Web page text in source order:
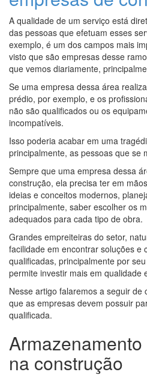
A qualidade de um serviço está
das pessoas que efetuam esses
exemplo, é um dos campos mais
visto que são empresas desse
que vemos diariamente,
Se uma empresa dessa área
prédio, por exemplo, e os
não são qualificados ou os
incompatíveis.
Isso poderia acabar em uma
principalmente, as pessoas que se
Sempre que uma empresa dessa
construção, ela precisa ter em
ideias e conceitos modernos,
principalmente, saber escolher os
adequados para cada tipo de obra.
Grandes empreiteiras do setor,
facilidade em encontrar soluções e
qualificadas, principalmente por
permite investir mais em qualidade
Nesse artigo falaremos a seguir de
que as empresas devem possuir
qualificada.
Armazenamento
na construção